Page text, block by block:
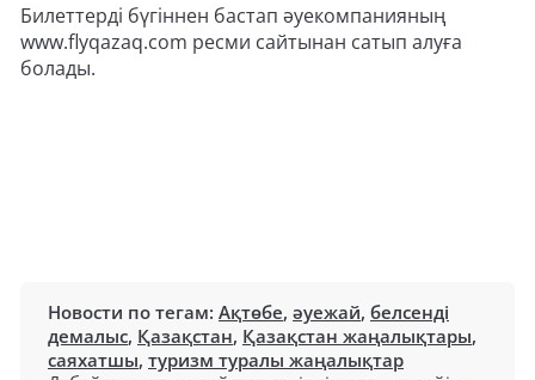
Билеттерді бүгіннен бастап әуекомпанияның
www.flyqazaq.com ресми сайтынан сатып алуға
болады.
Новости по тегам: Ақтөбе, әуежай, белсенді
демалыс, Қазақстан, Қазақстан жаңалықтары,
саяхатшы, туризм туралы жаңалықтар